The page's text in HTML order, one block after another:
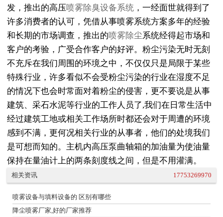
发，推出的高压喷雾除臭设备系统 ，一经面世就得到了
许多消费者的认可，凭借从事喷雾系统方案多年的经验
和长期的市场调查，推出的喷雾除尘系统经得起市场和
客户的考验，广受合作客户的好评。粉尘污染无时无刻
不充斥在我们周围的环境之中，不仅仅只是局限于某些
特殊行业，许多看似不会受粉尘污染的行业在湿度不足
的情况下也会时常面对着粉尘的侵害，更不要说是从事
建筑、采石水泥等行业的工作人员了,我们在日常生活中
经过建筑工地或相关工作场所时都还会对于周遭的环境
感到不满，更何况相关行业的从事者，他们的处境我们
是可想而知的。主机内高压泵曲轴箱的加油量为使油量
保持在量油计上的两条刻度线之间，但是不用灌满。
相关资讯 17753269970
喷雾设备与填料设备的 区别有哪些
降尘喷雾厂家,好的厂家推荐